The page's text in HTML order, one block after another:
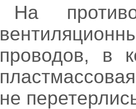
На
проводов, в
не